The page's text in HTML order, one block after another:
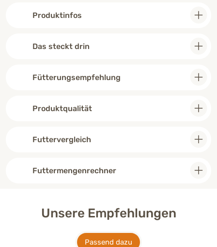
Produktinfos
Das steckt drin
Fütterungsempfehlung
Produktqualität
Futtervergleich
Futtermengenrechner
Unsere Empfehlungen
Passend dazu